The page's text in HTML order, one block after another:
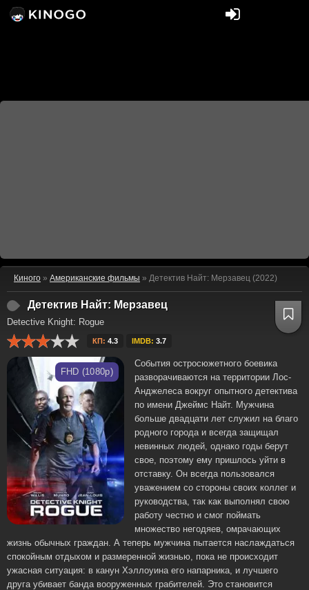
Киного » Американские фильмы » Детектив Найт: Мерзавец (2022)
Детектив Найт: Мерзавец
Detective Knight: Rogue
КП: 4.3 IMDB: 3.7
FHD (1080p)
События остросюжетного боевика
разворачиваются на территории Лос-
Анджелеса вокруг опытного детектива
по имени Джеймс Найт. Мужчина
больше двадцати лет служил на благо
родного города и всегда защищал
невинных людей, однако годы берут
свое, поэтому ему пришлось уйти в
отставку. Он всегда пользовался
уважением со стороны своих коллег и
руководства, так как выполнял свою
работу честно и смог поймать
множество негодяев, омрачающих
жизнь обычных граждан. А теперь мужчина пытается наслаждаться
спокойным отдыхом и размеренной жизнью, пока не происходит
ужасная ситуация: в канун Хэллоуина его напарника, и лучшего
друга убивает банда вооруженных грабителей. Это становится